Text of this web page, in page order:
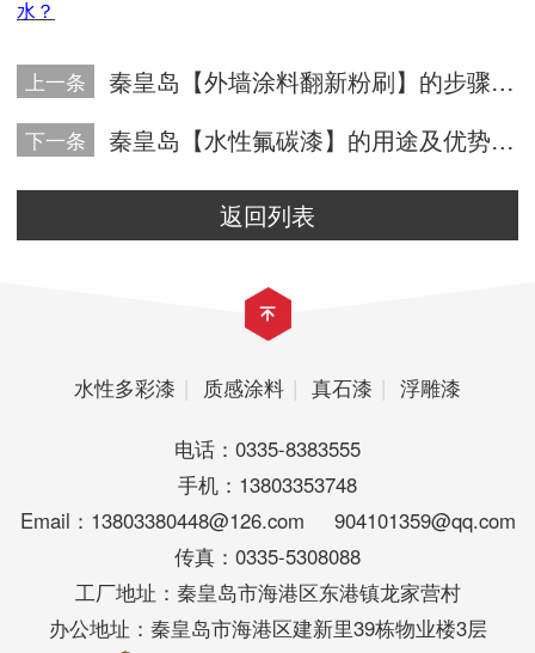
水？
上一条 秦皇岛【外墙涂料翻新粉刷】的步骤及遇到问题解决方法
下一条 秦皇岛【水性氟碳漆】的用途及优势有哪些？
返回列表
水性多彩漆 | 质感涂料 | 真石漆 | 浮雕漆
电话：0335-8383555
手机：13803353748
Email：13803380448@126.com 904101359@qq.com
传真：0335-5308088
工厂地址：秦皇岛市海港区东港镇龙家营村
办公地址：秦皇岛市海港区建新里39栋物业楼3层